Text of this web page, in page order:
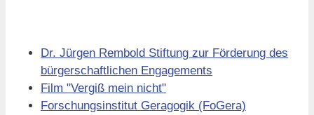
Dr. Jürgen Rembold Stiftung zur Förderung des
bürgerschaftlichen Engagements
Film "Vergiß mein nicht"
Forschungsinstitut Geragogik (FoGera)